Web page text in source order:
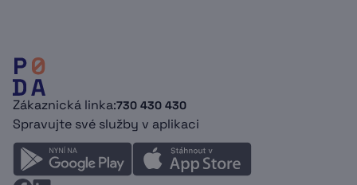
Zákaznická linka:730 430 430
Spravujte své služby v aplikaci